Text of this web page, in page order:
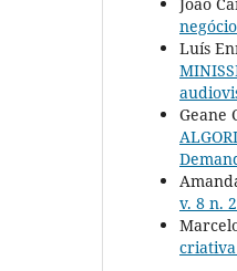
Luís
Geane
v. 8 n.
criativa